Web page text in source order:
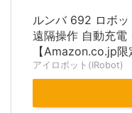
ルンバ 692 ロボ
遠隔操作 自動充
【Amazon.co.jp限
アイロボット(IRobot)